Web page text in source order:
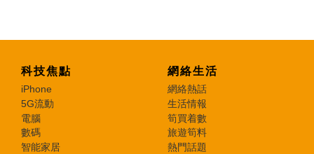
科技焦點
iPhone
5G流動
電腦
數碼
智能家居
網絡生活
網絡熱話
生活情報
筍買着數
旅遊筍料
熱門話題